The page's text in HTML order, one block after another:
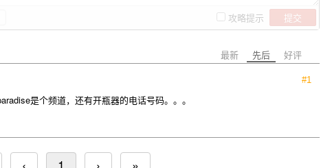
攻略提示 提交
最新 先后 好评
#1
是个频道，还有开瓶器的电话号码。。。